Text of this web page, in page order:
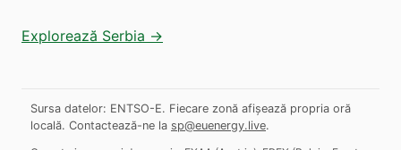
Explorează Serbia →
Sursa datelor: ENTSO-E. Fiecare zonă afișează propria oră
locală. Contactează-ne la sp@euenergy.live.